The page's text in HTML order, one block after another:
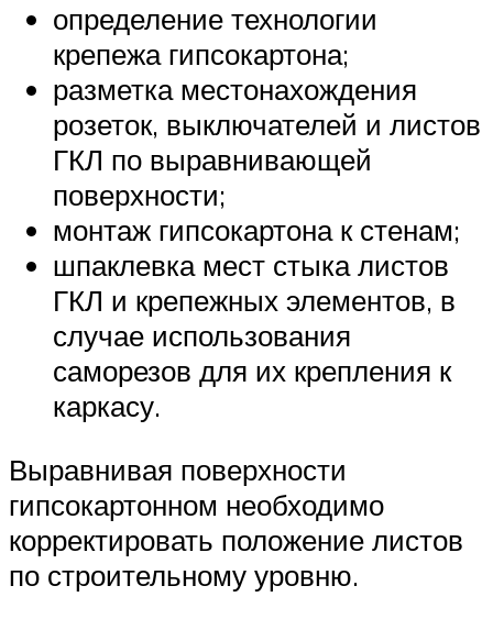
определение технологии
крепежа гипсокартона;
разметка местонахождения
розеток, выключателей и листов
ГКЛ по выравнивающей
поверхности;
монтаж гипсокартона к стенам;
шпаклевка мест стыка листов
ГКЛ и крепежных элементов, в
случае использования
саморезов для их крепления к
каркасу.
Выравнивая поверхности
гипсокартонном необходимо
корректировать положение листов
по строительному уровню.